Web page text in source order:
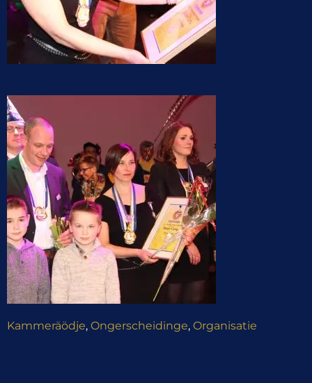
Kammeräödje, Ongerscheidinge, Organisatie